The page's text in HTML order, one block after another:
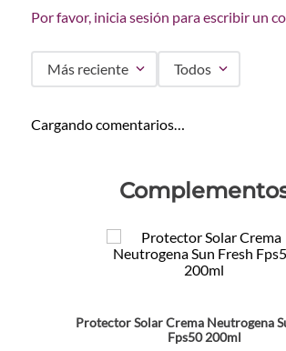
Por favor, inicia sesión para escribir un
Más reciente Todos
Cargando comentarios…
Protector Solar Crema Neutrogena
Fps50 200ml